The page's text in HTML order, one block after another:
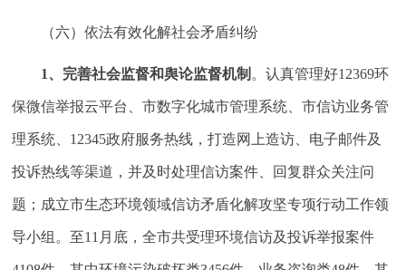
（六）依法有效化解社会矛盾纠纷
1、完善社会监督和舆论监督机制 。认真管理好12369环
保微信举报云平台、市数字化城市管理系统、市信访业务管
理系统、12345政府服务热线，打造网上造访、电子邮件及
投诉热线等渠道，并及时处理信访案件、回复群众关注问
题；成立市生态环境领域信访矛盾化解攻坚专项行动工作领
导小组。至11月底，全市共受理环境信访及投诉举报案件